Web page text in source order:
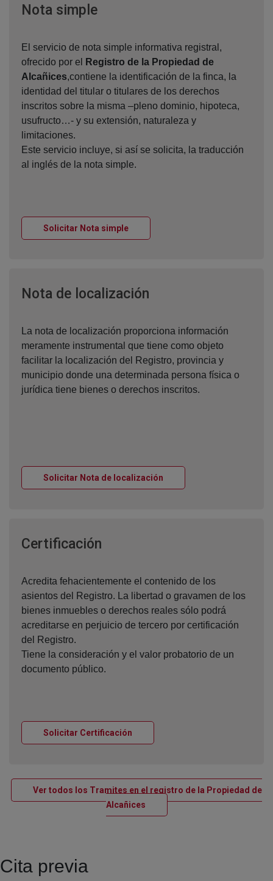
Nota simpleVentana nueva
El servicio de nota simple informativa registral,
ofrecido por el
Registro de la Propiedad de
Alcañices,contiene la identificación de la finca, la
identidad del titular o titulares de los derechos
inscritos sobre la misma –pleno dominio, hipoteca,
usufructo…- y su extensión, naturaleza y
limitaciones.
Este servicio incluye, si así se solicita, la traducción
al inglés de la nota simple.
Solicitar Nota simpleVentana nueva
Nota de localización
La nota de localización proporciona información
meramente instrumental que tiene como objeto
facilitar la localización del Registro, provincia y
municipio donde una determinada persona física o
jurídica tiene bienes o derechos inscritos.
Solicitar Nota de localización
Certificación
Acredita fehacientemente el contenido de los
asientos del Registro. La libertad o gravamen de los
bienes inmuebles o derechos reales sólo podrá
acreditarse en perjuicio de tercero por certificación
del Registro.
Tiene la consideración y el valor probatorio de un
documento público.
Solicitar Certificación
Ver todos los Tramites en el registro de la Propiedad de
AlcañicesVentana nueva
Cita previa